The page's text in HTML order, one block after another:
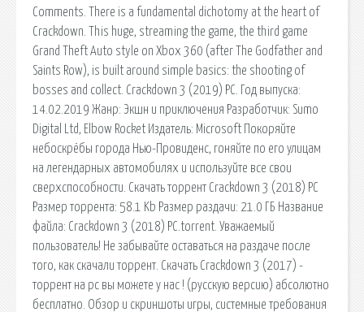
Comments. There is a fundamental dichotomy at the heart of
Crackdown. This huge, streaming the game, the third game
Grand Theft Auto style on Xbox 360 (after The Godfather and
Saints Row), is built around simple basics: the shooting of
bosses and collect. Crackdown 3 (2019) PC. Год выпуска:
14.02.2019 Жанр: Экшн и приключения Разработчик: Sumo
Digital Ltd, Elbow Rocket Издатель: Microsoft Покоряйте
небоскрёбы города Нью-Провиденс, гоняйте по его улицам
на легендарных автомобилях и используйте все свои
сверхспособности. Скачать торрент Crackdown 3 (2018) PC
Размер торрента: 58.1 Kb Размер раздачи: 21.0 ГБ Название
файла: Crackdown 3 (2018) PC.torrent. Уважаемый
пользователь! Не забывайте оставаться на раздаче после
того, как скачали торрент. Скачать Crackdown 3 (2017) -
торрент на pc вы можете у нас ! (русскую версию) абсолютно
бесплатно. Обзор и скриншоты игры, системные требования